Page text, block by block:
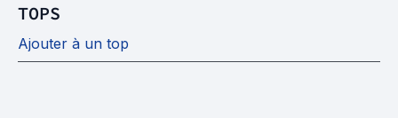
TOPS
Ajouter à un top